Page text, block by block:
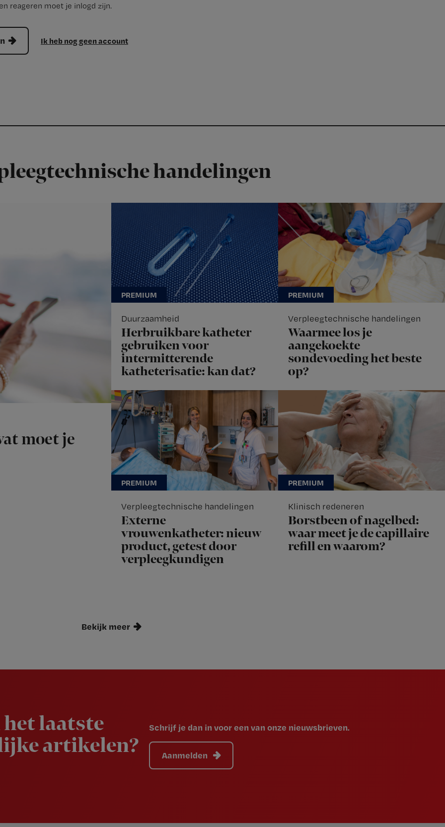
reageren moet je inlogd zijn.
Ik heb nog geen account
handelingen
moet je
Duurzaamheid
Herbruikbare katheter
gebruiken voor
intermitterende
katheterisatie: kan dat?
Verpleegtechnische handelingen
Waarmee los je
aangekoekte
sondevoeding het beste
op?
Verpleegtechnische handelingen
Externe
vrouwenkatheter: nieuw
product, getest door
verpleegkundigen
Klinisch redeneren
Borstbeen of nagelbed:
waar meet je de capillaire
refill en waarom?
Bekijk meer
laatste
artikelen?
Schrijf je dan in voor een van onze nieuwsbrieven.
Aanmelden